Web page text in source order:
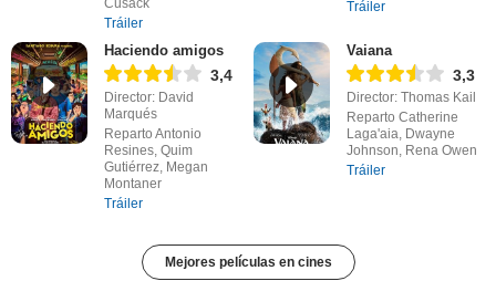
Cusack
Tráiler
Tráiler
Haciendo amigos
3,4
Director: David
Marqués
Reparto Antonio
Resines, Quim
Gutiérrez, Megan
Montaner
Tráiler
Vaiana
3,3
Director: Thomas Kail
Reparto Catherine
Laga'aia, Dwayne
Johnson, Rena Owen
Tráiler
Mejores películas en cines